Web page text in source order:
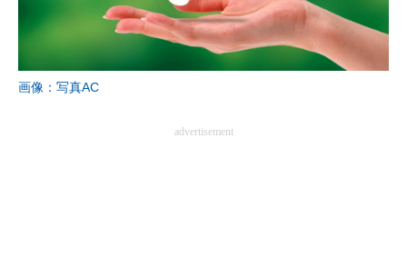
画像：写真AC
advertisement